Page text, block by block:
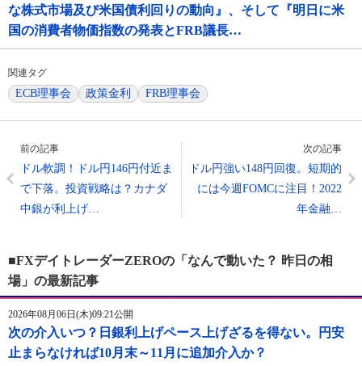
な株式市場及び米国債利回りの動向』、そして『明日に米
国の消費者物価指数の発表とFRB議長…
関連タグ
ECB理事会 政策金利 FRB理事会
前の記事
ドル軟調！ドル円146円付近ま
で下落。投資戦略は？カナダ
中銀が利上げ…
次の記事
ドル円強い148円回復。短期的
には今週FOMCに注目！2022
年金融…
■FXデイトレーダーZEROの「なんで動いた？ 昨日の相
場」の最新記事
2026年08月06日(木)09:21公開
次の介入いつ？日銀利上げペース上げざるを得ない。円安
止まらなければ10月末～11月に追加介入か？